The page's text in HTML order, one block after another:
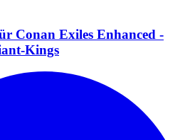
Conan Exiles Enhanced -
Kings